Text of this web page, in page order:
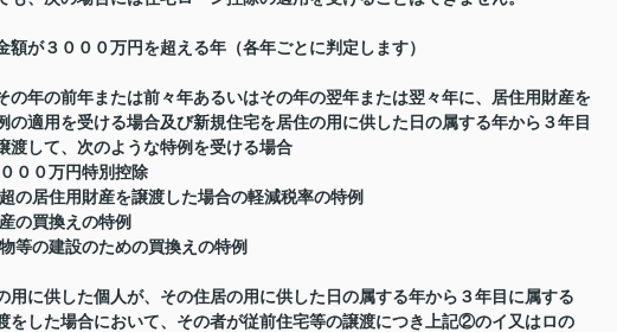
が３０００万円を超える年（各年ごとに判定します）
年の前年または前々年あるいはその年の翌年または翌々年に、居住用財産を
の適用を受ける場合及び新規住宅を居住の用に供した日の属する年から３年目
渡して、次のような特例を受ける場合
００万円特別控除
居住用財産を譲渡した場合の軽減税率の特例
の買換えの特例
の建設のための買換えの特例
に供した個人が、その住居の用に供した日の属する年から３年目に属する
をした場合において、その者が従前住宅等の譲渡につき上記②のイ又はロの